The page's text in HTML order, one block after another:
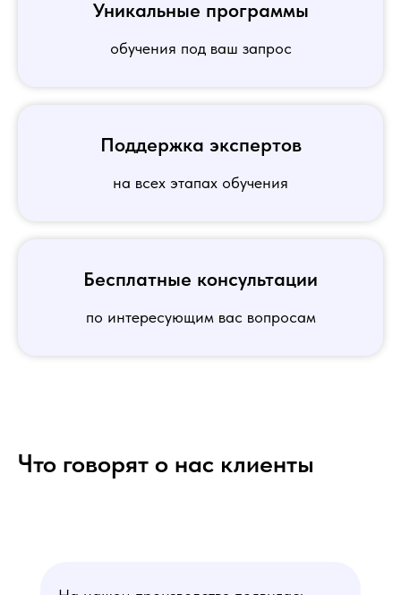
Уникальные программы
обучения под ваш запрос
Поддержка экспертов
на всех этапах обучения
Бесплатные консультации
по интересующим вас вопросам
Что говорят о нас клиенты